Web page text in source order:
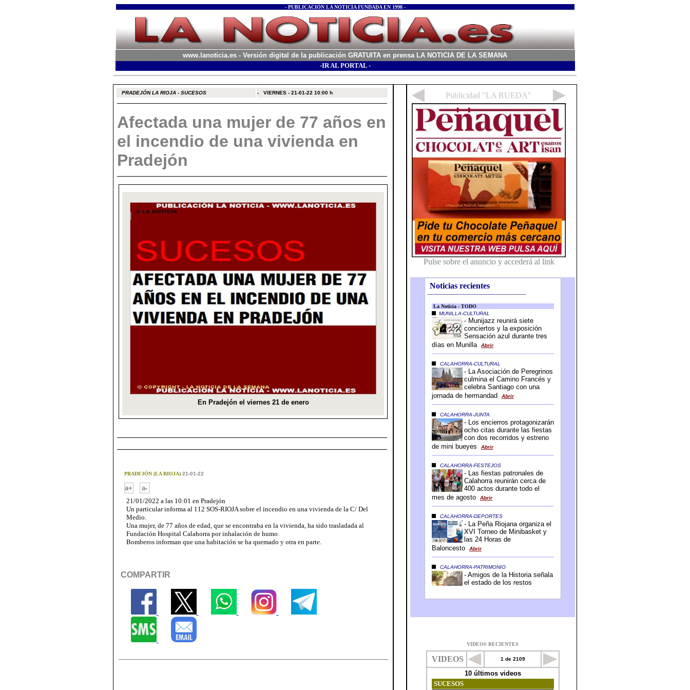
- PUBLICACIÓN LA NOTICIA FUNDADA EN 1998 -
www.lanoticia.es - Versión digital de la publicación GRATUITA en prensa LA NOTICIA DE LA SEMANA
-IR AL PORTAL -
PRADEJÓN LA RIOJA - SUCESOS - VIERNES - 21-01-22 10:00 h
Afectada una mujer de 77 años en
el incendio de una vivienda en
Pradejón
PRADEJÓN (LA RIOJA)21-01-22
a+
a-
21/01/2022 a las 10:01 en Pradejón
Un particular informa al 112 SOS-RIOJA sobre el incendio en una vivienda de la C/ Del
Medio.
Una mujer, de 77 años de edad, que se encontraba en la vivienda, ha sido trasladada al
Fundación Hospital Calahorra por inhalación de humo.
Bomberos informan que una habitación se ha quemado y otra en parte.
COMPARTIR
Noticias recientes
-----------------------------------------------------------------
VIDEOS RECIENTES